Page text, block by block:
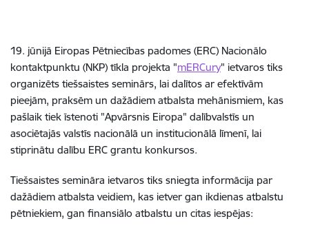
19. jūnijā Eiropas Pētniecības padomes (ERC) Nacionālo
kontaktpunktu (NKP) tīkla projekta "mERCury" ietvaros tiks
organizēts tiešsaistes seminārs, lai dalītos ar efektīvām
pieejām, praksēm un dažādiem atbalsta mehānismiem, kas
pašlaik tiek īstenoti "Apvārsnis Eiropa" dalībvalstīs un
asociētajās valstīs nacionālā un institucionālā līmenī, lai
stiprinātu dalību ERC grantu konkursos.
Tiešsaistes semināra ietvaros tiks sniegta informācija par
dažādiem atbalsta veidiem, kas ietver gan ikdienas atbalstu
pētniekiem, gan finansiālo atbalstu un citas iespējas: